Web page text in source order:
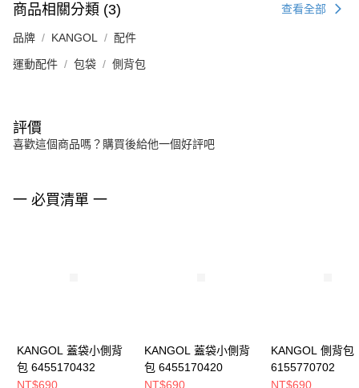
商品相關分類 (3) 查看全部
品牌 KANGOL 配件
運動配件 包袋 側背包
評價
喜歡這個商品嗎？購買後給他一個好評吧
一 必買清單 一
KANGOL 蓋袋小側背
包 6455170432
NT$690
KANGOL 蓋袋小側背
包 6455170420
NT$690
KANGOL 側背包
6155770702
NT$690